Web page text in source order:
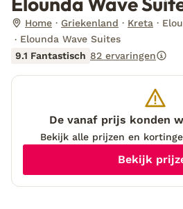
Home Griekenland Kreta
Elounda Wave Suites
9.1 Fantastisch 82 ervaringen
De vanaf prijs konden
Bekijk alle prijzen en
Bekijk